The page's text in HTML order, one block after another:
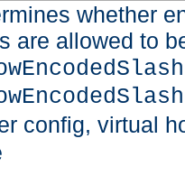
whether
are allowed to
config, virtual